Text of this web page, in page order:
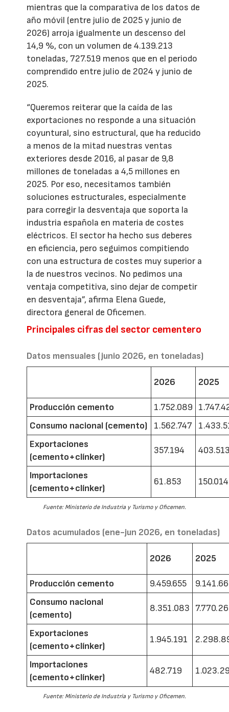
mientras que la comparativa de los datos de
año móvil (entre julio de 2025 y junio de
2026) arroja igualmente un descenso del
14,9 %, con un volumen de 4.139.213
toneladas, 727.519 menos que en el periodo
comprendido entre julio de 2024 y junio de
2025.
“Queremos reiterar que la caída de las
exportaciones no responde a una situación
coyuntural, sino estructural, que ha reducido
a menos de la mitad nuestras ventas
exteriores desde 2016, al pasar de 9,8
millones de toneladas a 4,5 millones en
2025. Por eso, necesitamos también
soluciones estructurales, especialmente
para corregir la desventaja que soporta la
industria española en materia de costes
eléctricos. El sector ha hecho sus deberes
en eficiencia, pero seguimos compitiendo
con una estructura de costes muy superior a
la de nuestros vecinos. No pedimos una
ventaja competitiva, sino dejar de competir
en desventaja”, afirma Elena Guede,
directora general de Oficemen.
Principales cifras del sector cementero
Datos mensuales (junio 2026, en toneladas)
2026 2025
Producción cemento 1.752.089
Consumo nacional (cemento)
1.562.747
Exportaciones
(cemento+clínker)
357.194
Importaciones
(cemento+clínker)
61.853 150.014
Fuente: Ministerio de Industria y Turismo y Oficemen.
Datos acumulados (ene-jun 2026, en toneladas)
2026 2025
Producción cemento 9.459.655
Consumo nacional
(cemento)
8.351.083
Exportaciones
(cemento+clínker)
1.945.191
Importaciones
(cemento+clínker)
482.719
Fuente: Ministerio de Industria y Turismo y Oficemen.